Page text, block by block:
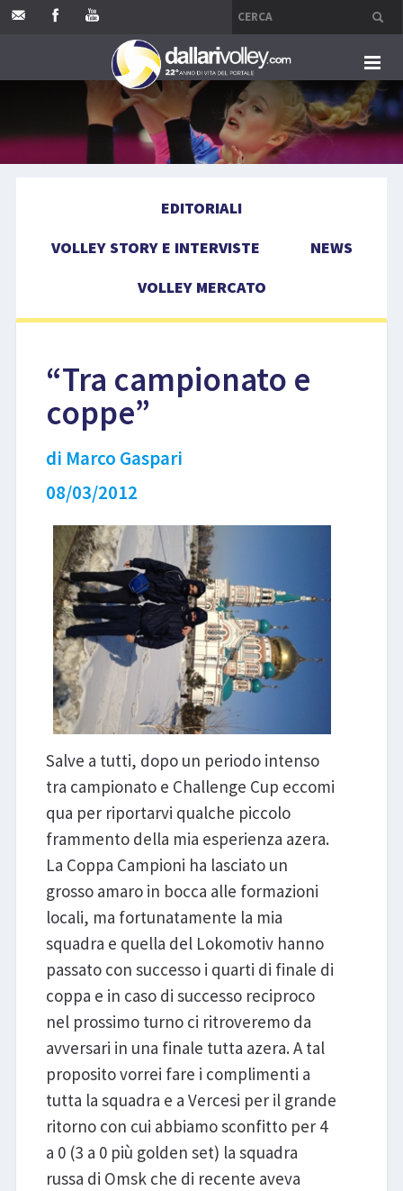
HOME
EVENTI
EDITORIALI
VOLLEY STORY E INTERVISTE
NEWS
VOLLEY MERCATO
“Tra campionato e
coppe”
di Marco Gaspari
08/03/2012
Salve a tutti, dopo un periodo intenso
tra campionato e Challenge Cup eccomi
qua per riportarvi qualche piccolo
frammento della mia esperienza azera.
La Coppa Campioni ha lasciato un
grosso amaro in bocca alle formazioni
locali, ma fortunatamente la mia
squadra e quella del Lokomotiv hanno
passato con successo i quarti di finale di
coppa e in caso di successo reciproco
nel prossimo turno ci ritroveremo da
avversari in una finale tutta azera. A tal
proposito vorrei fare i complimenti a
tutta la squadra e a Vercesi per il grande
ritorno con cui abbiamo sconfitto per 4
a 0 (3 a 0 più golden set) la squadra
russa di Omsk che di recente aveva